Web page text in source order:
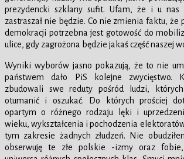
prezydencki szklany sufit. Ufam, że i u nas
zastraszał nie będzie. Co nie zmienia faktu, że
demokracji potrzebna jest gotowość do
ulice, gdy zagrożona będzie jakaś część naszej
Wyniki wyborów jasno pokazują, że to nie
państwem dało PiS kolejne zwycięstwo.
zbudowali swe reduty pośród ludzi,
otumanić i oszukać. Do których prościej
opartym o różnego rodzaju lęki i
wieku, wykształcenia i pochodzenia
tym zakresie żadnych złudzeń. Nie
obserwuję te złe polskie -izmy oraz